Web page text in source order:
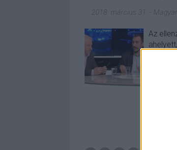
2018. március 31.
Az